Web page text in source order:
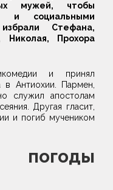
мужей, чтобы
и социальными
Стефана,
Николая, Прохора
и принял
в Антиохии. Пармен,
служил апостолам
Другая гласит,
и погиб мучеником